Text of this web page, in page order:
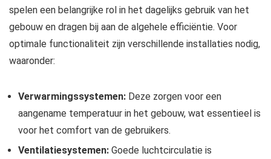
spelen een belangrijke rol in het dagelijks gebruik van het
gebouw en dragen bij aan de algehele efficiëntie. Voor
optimale functionaliteit zijn verschillende installaties nodig,
waaronder:
Verwarmingssystemen: Deze zorgen voor een
aangename temperatuur in het gebouw, wat essentieel is
voor het comfort van de gebruikers.
Ventilatiesystemen: Goede luchtcirculatie is